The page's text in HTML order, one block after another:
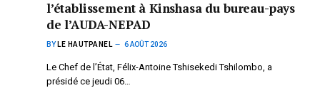
l’établissement à Kinshasa du bureau-pays
de l’AUDA-NEPAD
BY LE HAUTPANEL 6 AOÛT 2026
Le Chef de l’État, Félix-Antoine Tshisekedi Tshilombo, a
présidé ce jeudi 06…